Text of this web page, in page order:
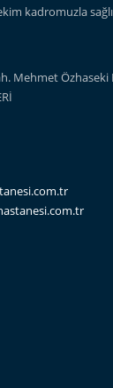
kadromuzla
Mehmet Özhaseki